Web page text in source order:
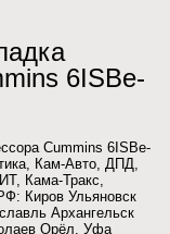
6ISBe-
Cummins 6ISBe-
Кам-Авто, ДПД,
Кама-Тракс,
Киров Ульяновск
Архангельск
Орёл. Уфа